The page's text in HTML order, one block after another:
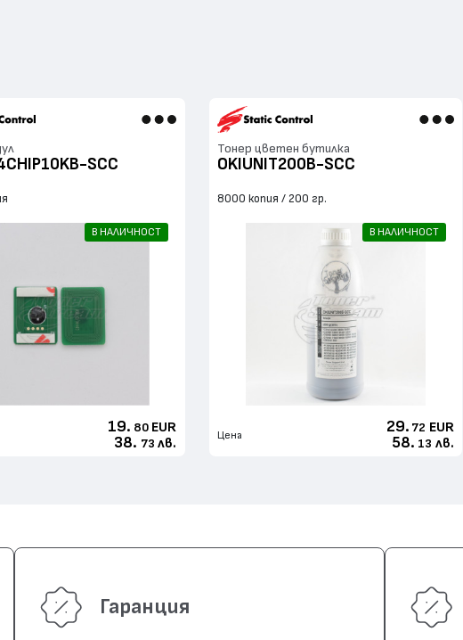
SCC
В НАЛИЧНОСТ
19. 80 EUR
38. 73 лв.
Тонер цветен бутилка
OKIUNIT200B-SCC
8000 копия 200 гр.
В НАЛИЧНОСТ
Цена 29. 72 EUR
58. 13 лв.
Гаранция